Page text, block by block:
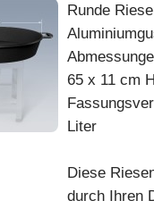
Runde
65 x 11 cm
Liter
Diese
durch Ihren